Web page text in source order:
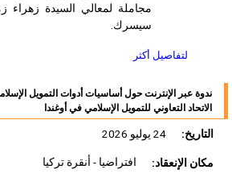
مجاملة لمعالي السيدة زهراء
سيسرك.
لتفاصيل أكثر
ندوة عبر الإنترنت حول أساسيات أدوات التمويل الإسلامي
الاتحاد التعاوني للتمويل الإسلامي في أوغندا
التاريخ:
24 يوليو 2026
مكان الإنعقاد:
افتراضيا - أنقرة تركيا